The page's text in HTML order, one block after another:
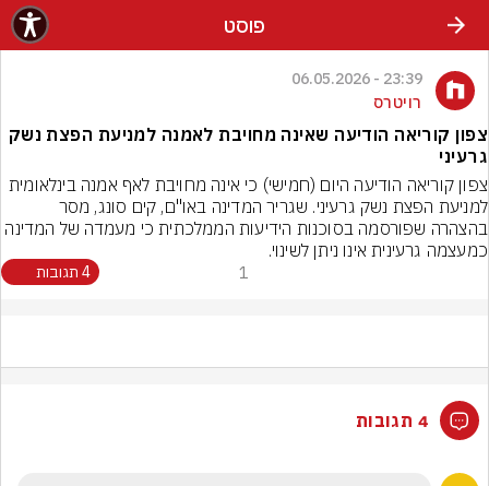
פוסט
23:39 - 06.05.2026
רויטרס
צפון קוריאה הודיעה שאינה מחויבת לאמנה למניעת הפצת נשק
גרעיני
כמעצמה גרעינית אינו ניתן לשינוי.
1 4 תגובות
4 תגובות